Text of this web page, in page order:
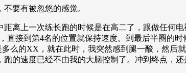
要有被忽悠的感觉。
离上一次练长跑的时候是在高二了，跟做任何
直接到第4名的位置就保持速度。到最后半圈的
么的XX，就在此时，我突然感到腿一酸，然后
的速度已经不由我的大脑控制了。冲到终点，还